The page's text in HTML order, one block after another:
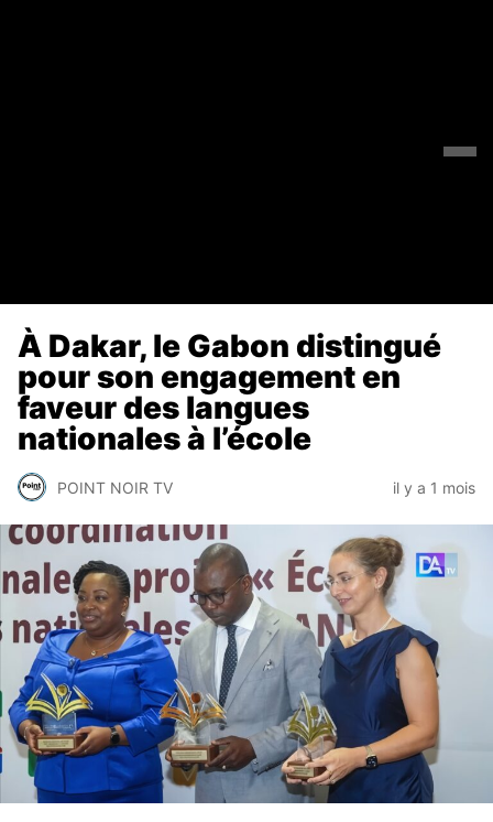
À Dakar, le Gabon distingué
pour son engagement en
faveur des langues
nationales à l’école
POINT NOIR TV il y a 1 mois